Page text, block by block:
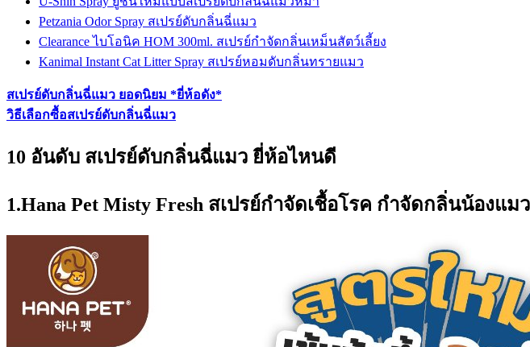
Petzania Odor Spray สเปรย์ดับกลิ่นฉี่แมว
Clearance ไบโอนิค HOM 300ml. สเปรย์กำจัดกลิ่นเหม็นสัตว์เลี้ยง
Kanimal Instant Cat Litter Spray สเปรย์หอมดับกลิ่นทรายแมว
สเปรย์ดับกลิ่นฉี่แมว ยอดนิยม *ยี่ห้อดัง*
วิธีเลือกซื้อสเปรย์ดับกลิ่นฉี่แมว
10 อันดับ สเปรย์ดับกลิ่นฉี่แมว ยี่ห้อไหนดี
1.Hana Pet Misty Fresh สเปรย์กำจัดเชื้อโรค กำจัดกลิ่นน้องแมว